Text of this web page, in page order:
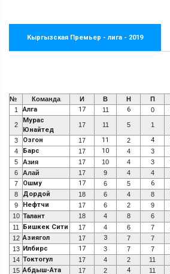
Кыргызская Премьер - лига - 2019
№ Команда И В Н П
1
Алга 17 11 6 0
2
Мурас
Юнайтед
17 11 5 1
3 Озгон 17 11 2 4
4 Барс 17 10 4 3
5 Азия 17 10 4 3
6
Алай 17 9 4 4
7
Ошму 17 6 5 6
8 Дордой 18 6 4 8
9 Нефтчи 17 6 2 9
10 Талант 18 4 8 6
11
Бишкек Сити 17 4 6 7
12 Азиягол 17 3 7 7
13 Илбирс 17 3 7 7
14 Токтогул 17 4 2 11
15 Абдыш-Ата 17 2 4 11